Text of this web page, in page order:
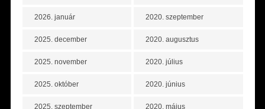
2026. január
2025. december
2025. november
2025. október
2025. szeptember
2020. szeptember
2020. augusztus
2020. július
2020. június
2020. május